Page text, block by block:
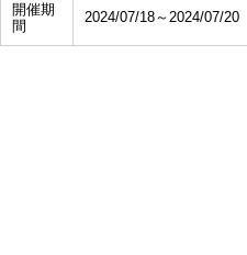
開催期
間
2024/07/18～2024/07/20